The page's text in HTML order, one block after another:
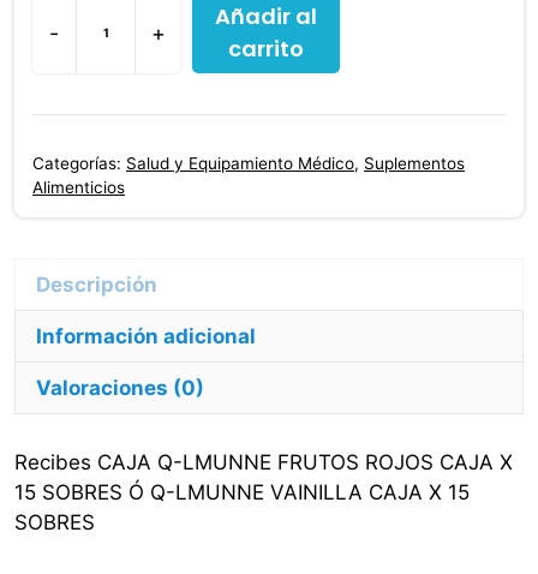
-
Factor
De
Transferencia
Niños
+
Añadir al
carrito
Categorías: Salud y Equipamiento Médico, Suplementos
Alimenticios
Información adicional
Valoraciones (0)
Recibes CAJA Q-LMUNNE FRUTOS ROJOS CAJA X
15 SOBRES Ó Q-LMUNNE VAINILLA CAJA X 15
SOBRES